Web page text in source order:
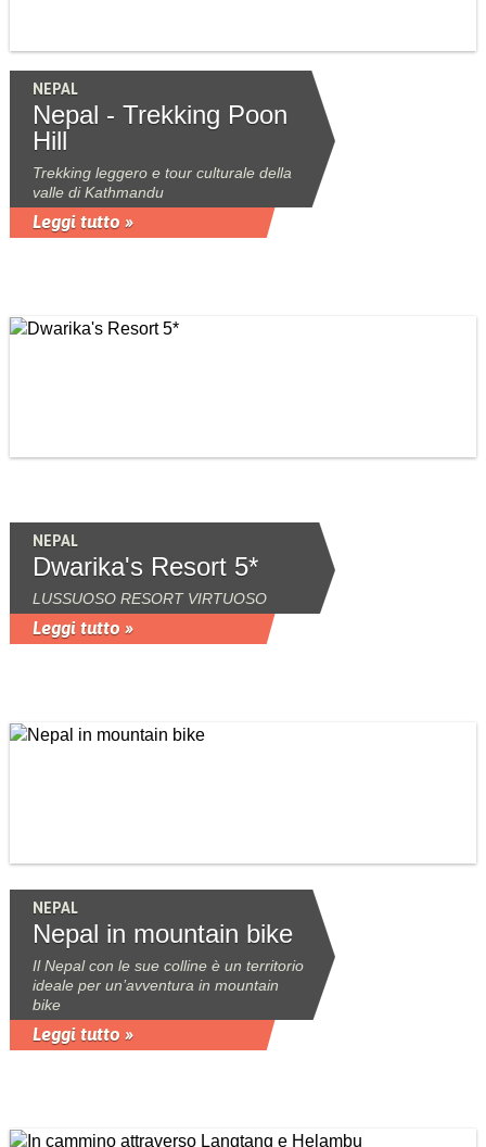
NEPAL
Nepal - Trekking Poon
Hill
Trekking leggero e tour culturale della
valle di Kathmandu
Leggi tutto »
NEPAL
Dwarika's Resort 5*
LUSSUOSO RESORT VIRTUOSO
Leggi tutto »
NEPAL
Nepal in mountain bike
Il Nepal con le sue colline è un territorio
ideale per un’avventura in mountain
bike
Leggi tutto »